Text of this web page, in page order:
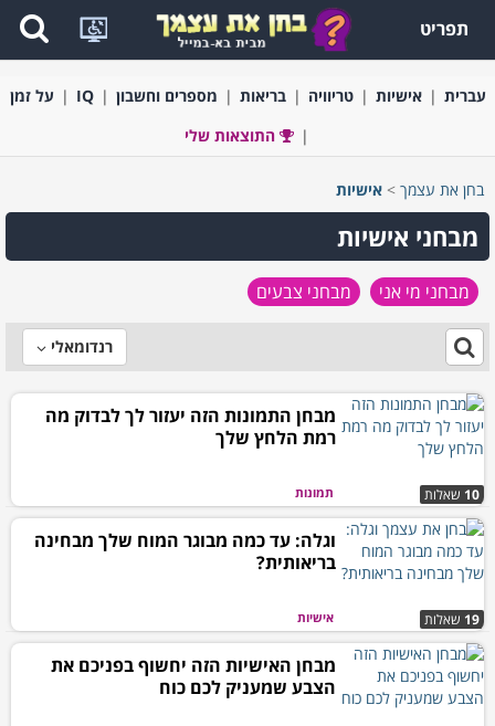
תפריט
עברית אישיות טריוויה בריאות מספרים וחשבון IQ
על זמן
התוצאות שלי
בחן את עצמך > אישיות
מבחני אישיות
מבחני מי אני מבחני צבעים
רנדומאלי
תמונות 10 שאלות
מבחן התמונות הזה יעזור לך לבדוק מה
רמת הלחץ שלך
אישיות 19 שאלות
וגלה: עד כמה מבוגר המוח שלך מבחינה
בריאותית?
מבחן האישיות הזה יחשוף בפניכם את
הצבע שמעניק לכם כוח